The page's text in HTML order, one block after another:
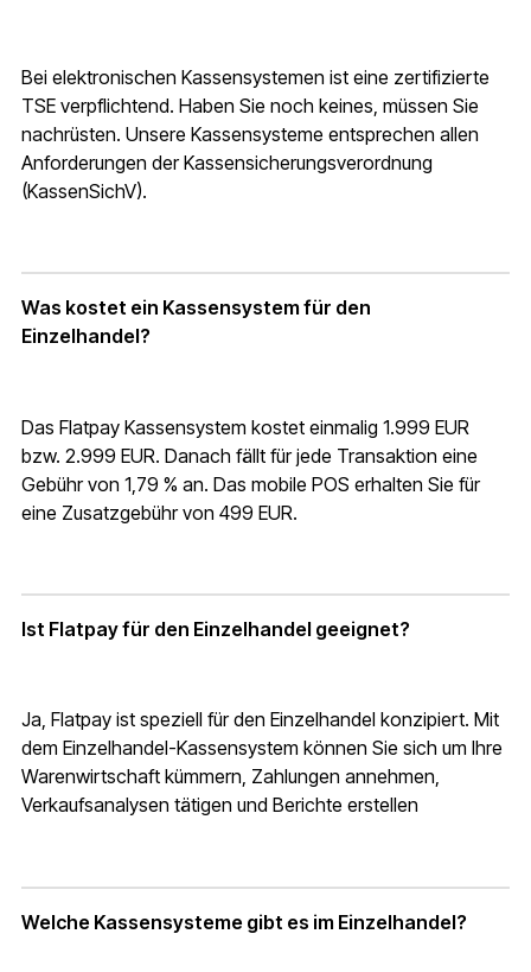
Bei elektronischen Kassensystemen ist eine zertifizierte
TSE verpflichtend. Haben Sie noch keines, müssen Sie
nachrüsten. Unsere Kassensysteme entsprechen allen
Anforderungen der Kassensicherungsverordnung
(KassenSichV).
Was kostet ein Kassensystem für den
Einzelhandel?
Das Flatpay Kassensystem kostet einmalig 1.999 EUR
bzw. 2.999 EUR. Danach fällt für jede Transaktion eine
Gebühr von 1,79 % an. Das mobile POS erhalten Sie für
eine Zusatzgebühr von 499 EUR.
Ist Flatpay für den Einzelhandel geeignet?
Ja, Flatpay ist speziell für den Einzelhandel konzipiert. Mit
dem Einzelhandel-Kassensystem können Sie sich um Ihre
Warenwirtschaft kümmern, Zahlungen annehmen,
Verkaufsanalysen tätigen und Berichte erstellen
Welche Kassensysteme gibt es im Einzelhandel?